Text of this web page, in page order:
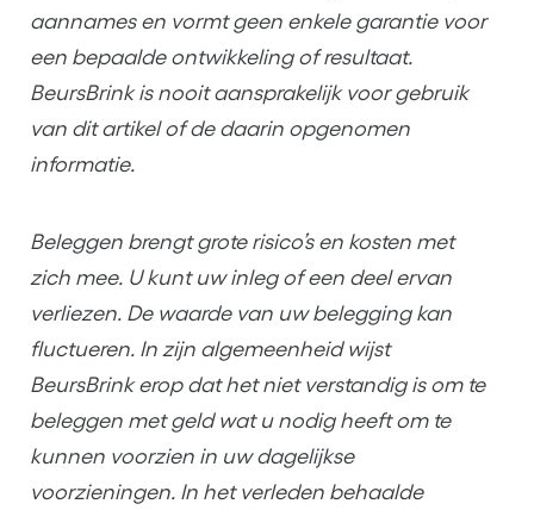
aannames en vormt geen enkele garantie voor
een bepaalde ontwikkeling of resultaat.
BeursBrink is nooit aansprakelijk voor gebruik
van dit artikel of de daarin opgenomen
informatie.
Beleggen brengt grote risico’s en kosten met
zich mee. U kunt uw inleg of een deel ervan
verliezen. De waarde van uw belegging kan
fluctueren. In zijn algemeenheid wijst
BeursBrink erop dat het niet verstandig is om te
beleggen met geld wat u nodig heeft om te
kunnen voorzien in uw dagelijkse
voorzieningen. In het verleden behaalde